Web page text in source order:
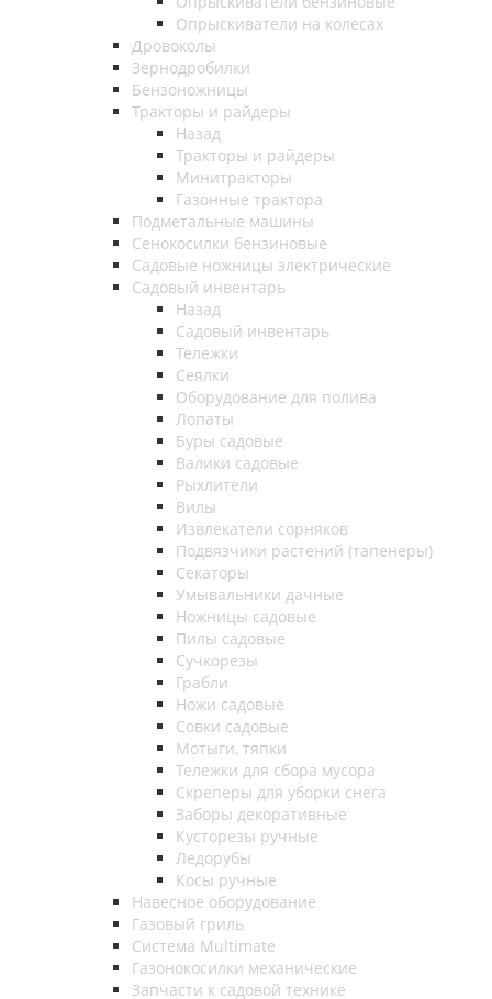
Опрыскиватели на колесах
Дровоколы
Зернодробилки
Бензоножницы
Тракторы и райдеры
Назад
Тракторы и райдеры
Минитракторы
Газонные трактора
Подметальные машины
Сенокосилки бензиновые
Садовые ножницы электрические
Садовый инвентарь
Назад
Садовый инвентарь
Тележки
Сеялки
Оборудование для полива
Лопаты
Буры садовые
Валики садовые
Рыхлители
Вилы
Извлекатели сорняков
Подвязчики растений (тапенеры)
Секаторы
Умывальники дачные
Ножницы садовые
Пилы садовые
Сучкорезы
Грабли
Ножи садовые
Совки садовые
Мотыги, тяпки
Тележки для сбора мусора
Скреперы для уборки снега
Заборы декоративные
Кусторезы ручные
Ледорубы
Косы ручные
Навесное оборудование
Газовый гриль
Система Multimate
Газонокосилки механические
Запчасти к садовой технике